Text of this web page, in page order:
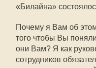
«Билайна»
Почему я Вам об
того чтобы Вы
они Вам? Я как
сотрудников